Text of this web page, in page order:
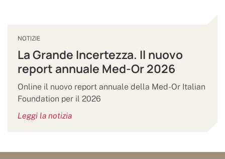
NOTIZIE
La Grande Incertezza. Il nuovo
report annuale Med-Or 2026
Online il nuovo report annuale della Med-Or Italian
Foundation per il 2026
Leggi la notizia